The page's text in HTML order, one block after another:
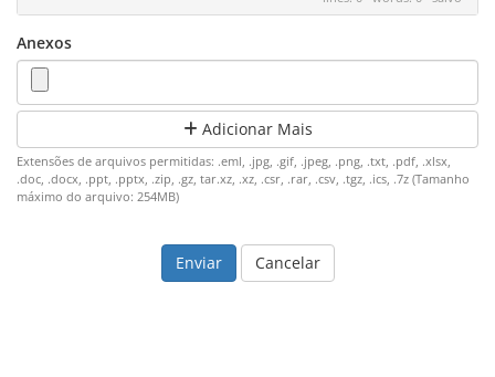
Anexos
Adicionar Mais
Extensões de arquivos permitidas: .eml, .jpg, .gif, .jpeg, .png, .txt, .pdf, .xlsx,
.doc, .docx, .ppt, .pptx, .zip, .gz, tar.xz, .xz, .csr, .rar, .csv, .tgz, .ics, .7z (Tamanho
máximo do arquivo: 254MB)
Cancelar